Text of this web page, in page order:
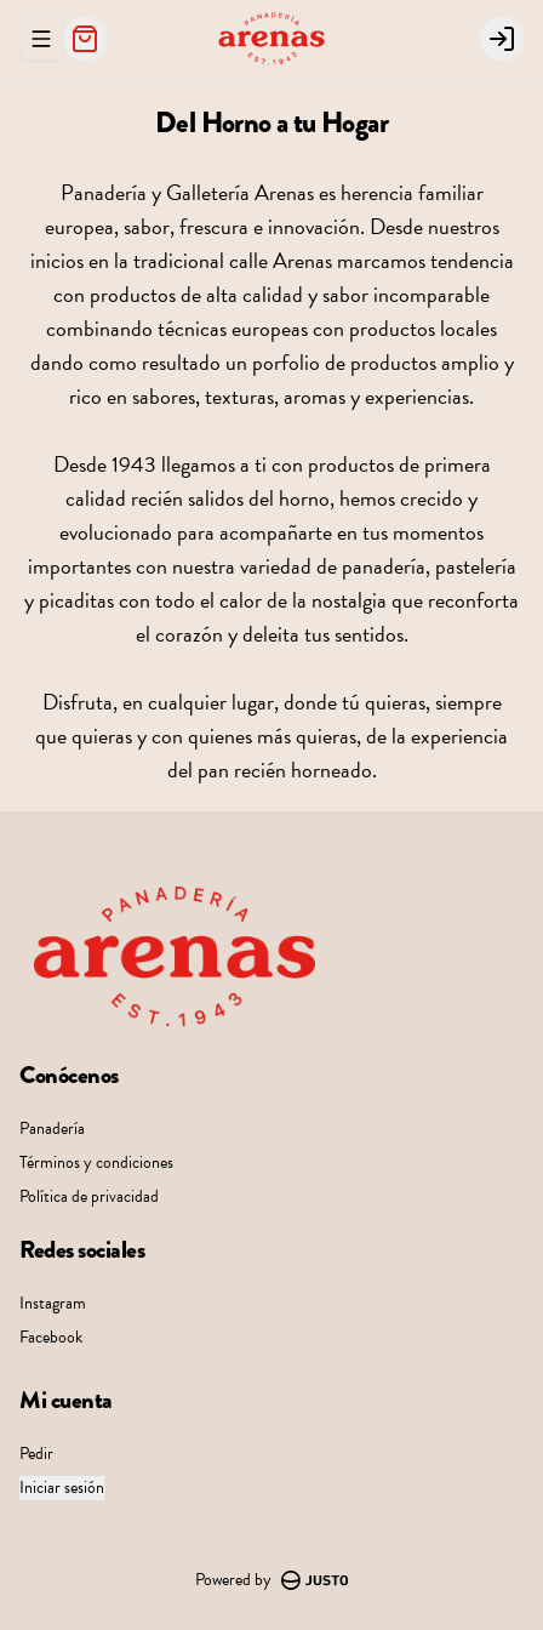
Abrir menu de navegación Login
Del Horno a tu Hogar
Panadería y Galletería Arenas es herencia familiar
europea, sabor, frescura e innovación. Desde nuestros
inicios en la tradicional calle Arenas marcamos tendencia
con productos de alta calidad y sabor incomparable
combinando técnicas europeas con productos locales
dando como resultado un porfolio de productos amplio y
rico en sabores, texturas, aromas y experiencias.
Desde 1943 llegamos a ti con productos de primera
calidad recién salidos del horno, hemos crecido y
evolucionado para acompañarte en tus momentos
importantes con nuestra variedad de panadería, pastelería
y picaditas con todo el calor de la nostalgia que reconforta
el corazón y deleita tus sentidos.
Disfruta, en cualquier lugar, donde tú quieras, siempre
que quieras y con quienes más quieras, de la experiencia
del pan recién horneado.
Conócenos
Panadería
Términos y condiciones
Política de privacidad
Redes sociales
Instagram
Facebook
Mi cuenta
Pedir
Iniciar sesión
Powered by